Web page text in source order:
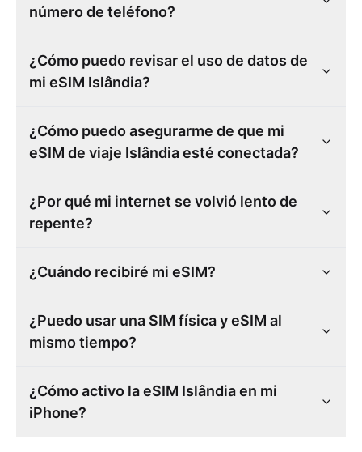
número de teléfono?
¿Cómo puedo revisar el uso de datos de
mi eSIM Islândia?
¿Cómo puedo asegurarme de que mi
eSIM de viaje Islândia esté conectada?
¿Por qué mi internet se volvió lento de
repente?
¿Cuándo recibiré mi eSIM?
¿Puedo usar una SIM física y eSIM al
mismo tiempo?
¿Cómo activo la eSIM Islândia en mi
iPhone?